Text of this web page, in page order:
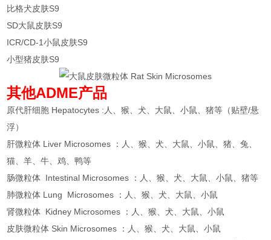
比格犬皮肤S9
SD大鼠皮肤S9
ICR/CD-1小鼠皮肤S9
小型猪皮肤S9
其他ADME产品
原代肝细胞 Hepatocytes :人、猴、犬、大鼠、小鼠、猪等（贴壁/悬
浮）
肝微粒体 Liver Microsomes ：人、猴、犬、大鼠、小鼠、猪、兔、
猫、羊、牛、鸡、鸭等
肠微粒体 Intestinal Microsomes ：人、猴、犬、大鼠、小鼠、猪等
肺微粒体 Lung Microsomes ：人、猴、犬、大鼠、小鼠
肾微粒体 Kidney Microsomes ：人、猴、犬、大鼠、小鼠
皮肤微粒体 Skin Microsomes ：人、猴、犬、大鼠、小鼠